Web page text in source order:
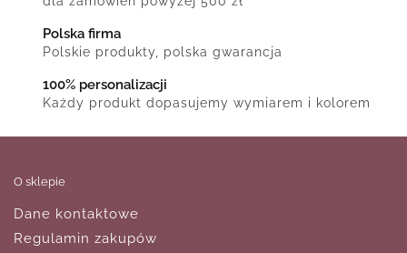
Polska firma
Polskie produkty, polska gwarancja
100% personalizacji
Każdy produkt dopasujemy wymiarem i kolorem
O sklepie
Dane kontaktowe
Regulamin zakupów